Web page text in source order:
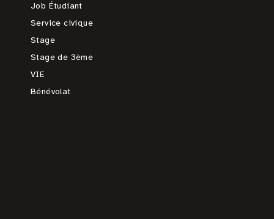
Job Étudiant
Service civique
Stage
Stage de 3ème
VIE
Bénévolat